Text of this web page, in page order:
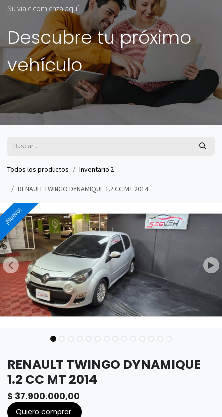
Su viaje comienza aquí,
Descubre tu próximo
vehículo
Todos los productos Inventario 2
RENAULT TWINGO DYNAMIQUE 1.2 CC MT 2014
¡Nuevo!
¡Nuevo!
RENAULT TWINGO DYNAMIQUE
1.2 CC MT 2014
$ 37.900.000,00
Quiero comprar